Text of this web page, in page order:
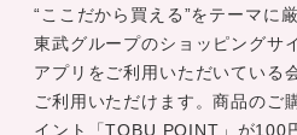
“ここだから買える”をテーマに
東武グループのショッピングサ
アプリをご利用いただいている
ご利用いただけます。商品のご
イント「TOBU POINT」が100